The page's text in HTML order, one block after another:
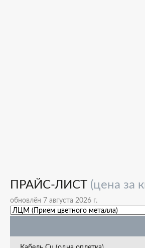
ПРАЙС-ЛИСТ (цена за
обновлён 7 августа 2026 г.